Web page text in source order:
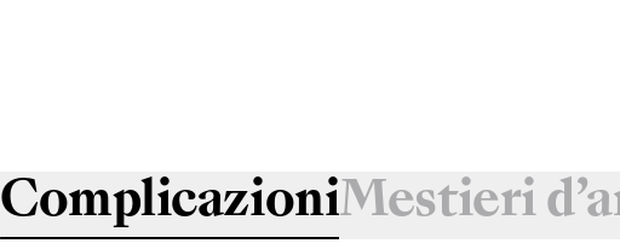
ComplicazioniMestieri